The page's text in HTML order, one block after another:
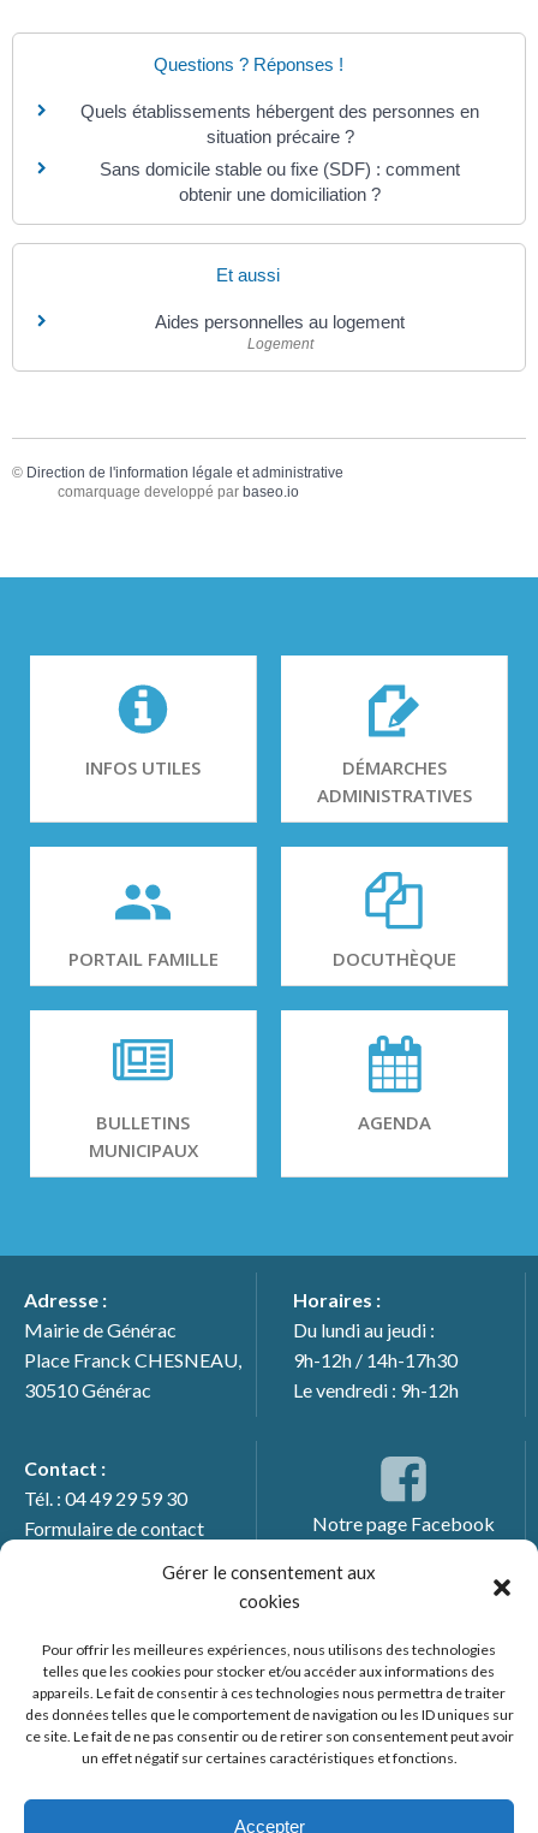
Gérer le consentement aux
cookies
Pour offrir les meilleures expériences, nous utilisons des technologies
telles que les cookies pour stocker et/ou accéder aux informations des
appareils. Le fait de consentir à ces technologies nous permettra de traiter
des données telles que le comportement de navigation ou les ID uniques sur
ce site. Le fait de ne pas consentir ou de retirer son consentement peut avoir
un effet négatif sur certaines caractéristiques et fonctions.
Accepter
Questions ? Réponses !
Quels établissements hébergent des personnes en
situation précaire ?
Sans domicile stable ou fixe (SDF) : comment
obtenir une domiciliation ?
Et aussi
Aides personnelles au logement
Logement
© Direction de l'information légale et administrative
comarquage developpé par baseo.io
INFOS UTILES
DÉMARCHES
ADMINISTRATIVES
PORTAIL FAMILLE DOCUTHÈQUE
BULLETINS
MUNICIPAUX
AGENDA
Adresse :
Mairie de Générac
Place Franck CHESNEAU,
30510 Générac
Horaires :
Du lundi au jeudi :
9h-12h / 14h-17h30
Le vendredi : 9h-12h
Contact :
Tél. : 04 49 29 59 30
Formulaire de contact
Notre page Facebook